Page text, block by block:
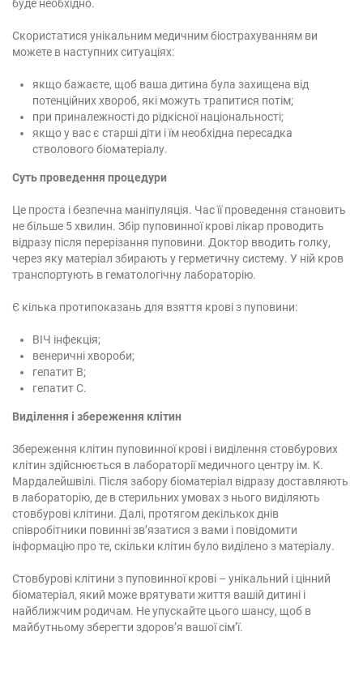
буде необхідно.
Скористатися унікальним медичним біострахуванням ви
можете в наступних ситуаціях:
якщо бажаєте, щоб ваша дитина була захищена від
потенційних хвороб, які можуть трапитися потім;
при приналежності до рідкісної національності;
якщо у вас є старші діти і їм необхідна пересадка
стволового біоматеріалу.
Суть проведення процедури
Це проста і безпечна маніпуляція. Час її проведення становить
не більше 5 хвилин. Збір пуповинної крові лікар проводить
відразу після перерізання пуповини. Доктор вводить голку,
через яку матеріал збирають у герметичну систему. У ній кров
транспортують в гематологічну лабораторію.
Є кілька протипоказань для взяття крові з пуповини:
ВІЧ інфекція;
венеричні хвороби;
гепатит В;
гепатит С.
Виділення і збереження клітин
Збереження клітин пуповинної крові і виділення стовбурових
клітин здійснюється в лабораторії медичного центру ім. К.
Мардалейшвілі. Після забору біоматеріал відразу доставляють
в лабораторію, де в стерильних умовах з нього виділяють
стовбурові клітини. Далі, протягом декількох днів
співробітники повинні зв’язатися з вами і повідомити
інформацію про те, скільки клітин було виділено з матеріалу.
Стовбурові клітини з пуповинної крові – унікальний і цінний
біоматеріал, який може врятувати життя вашій дитині і
найближчим родичам. Не упускайте цього шансу, щоб в
майбутньому зберегти здоров’я вашої сім’ї.